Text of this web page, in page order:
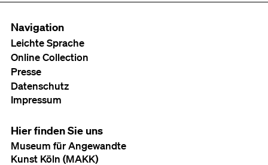
Navigation
Leichte Sprache
Online Collection
Presse
Datenschutz
Impressum
Hier finden Sie uns
Museum für Angewandte
Kunst Köln (MAKK)